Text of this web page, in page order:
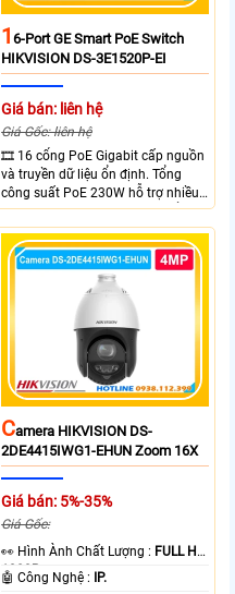
16-Port GE Smart PoE Switch
HIKVISION DS-3E1520P-EI
Giá bán: liên hệ
Giá Gốc: liên hệ
🎞 16 cổng PoE Gigabit cấp nguồn
và truyền dữ liệu ổn định. Tổng
công suất PoE 230W hỗ trợ nhiều
thiết bị cùng lúc. Tốc độ chuyển
mạch 68Gbps đảm bảo hiệu suất
cao ổn định. Hỗ trợ truyền PoE xa
lên đến 300m cho hệ thống
CAmera HIKVISION DS-
2DE4415IWG1-EHUN Zoom 16X
Giá bán: 5%-35%
Giá Gốc:
️👀 Hình Ành Chất Lượng : FULL HD
1080P .
🤖️ Công Nghệ :
IP.